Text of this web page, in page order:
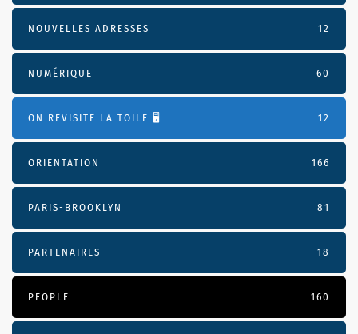
NOUVELLES ADRESSES 12
NUMÉRIQUE 60
ON REVISITE LA TOILE 🖥️ 12
ORIENTATION 166
PARIS-BROOKLYN 81
PARTENAIRES 18
PEOPLE 160